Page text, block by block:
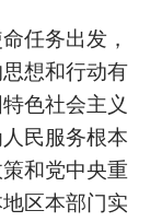
任务出发，
想和行动有
色社会主义
民服务根本
和党中央重
区本部门实